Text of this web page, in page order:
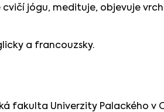
cvičí jógu, medituje, objevuje
a francouzsky.
fakulta Univerzity Palackého v